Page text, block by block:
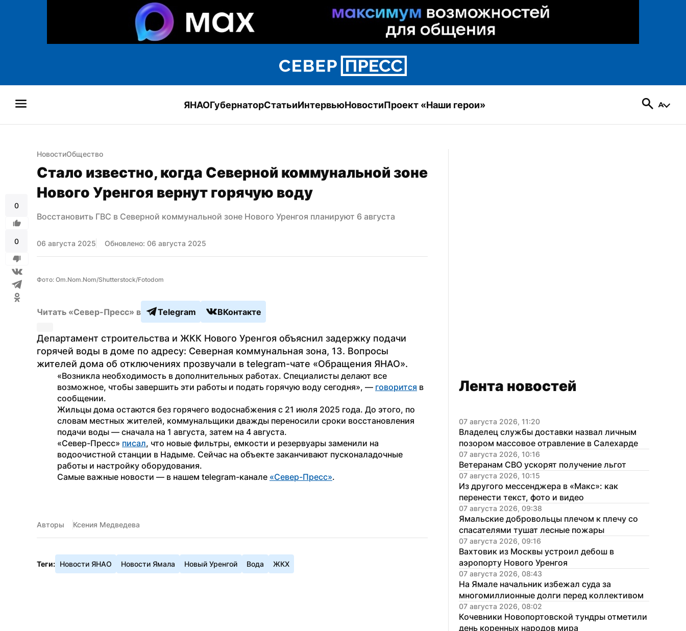
ЯНАОГубернаторСтатьиИнтервьюНовостиПроект «Наши герои»
0
0
НовостиОбщество
Стало известно, когда Северной коммунальной зоне
Нового Уренгоя вернут горячую воду
Восстановить ГВС в Северной коммунальной зоне Нового Уренгоя планируют 6 августа
06 августа 2025 Обновлено: 06 августа 2025
Фото: Om.Nom.Nom/Shutterstock/Fotodom
Читать «Север-Пресс» в Telegram ВКонтакте
Департамент строительства и ЖКК Нового Уренгоя объяснил задержку подачи
горячей воды в доме по адресу: Северная коммунальная зона, 13. Вопросы
жителей дома об отключениях прозвучали в telegram-чате «Обращения ЯНАО».
«Возникла необходимость в дополнительных работах. Специалисты делают все
возможное, чтобы завершить эти работы и подать горячую воду сегодня», — говорится в
сообщении.
Жильцы дома остаются без горячего водоснабжения с 21 июля 2025 года. До этого, по
словам местных жителей, коммунальщики дважды переносили сроки восстановления
подачи воды — сначала на 1 августа, затем на 4 августа.
«Север-Пресс» писал, что новые фильтры, емкости и резервуары заменили на
водоочистной станции в Надыме. Сейчас на объекте заканчивают пусконаладочные
работы и настройку оборудования.
Самые важные новости — в нашем telegram-канале «Север-Пресс».
Авторы Ксения Медведева
Теги: Новости ЯНАО Новости Ямала Новый Уренгой Вода ЖКХ
Лента новостей
07 августа 2026, 11:20
Владелец службы доставки назвал личным
позором массовое отравление в Салехарде
07 августа 2026, 10:16
Ветеранам СВО ускорят получение льгот
07 августа 2026, 10:15
Из другого мессенджера в «Макс»: как
перенести текст, фото и видео
07 августа 2026, 09:38
Ямальские добровольцы плечом к плечу со
спасателями тушат лесные пожары
07 августа 2026, 09:16
Вахтовик из Москвы устроил дебош в
аэропорту Нового Уренгоя
07 августа 2026, 08:43
На Ямале начальник избежал суда за
многомиллионные долги перед коллективом
07 августа 2026, 08:02
Кочевники Новопортовской тундры отметили
день коренных народов мира